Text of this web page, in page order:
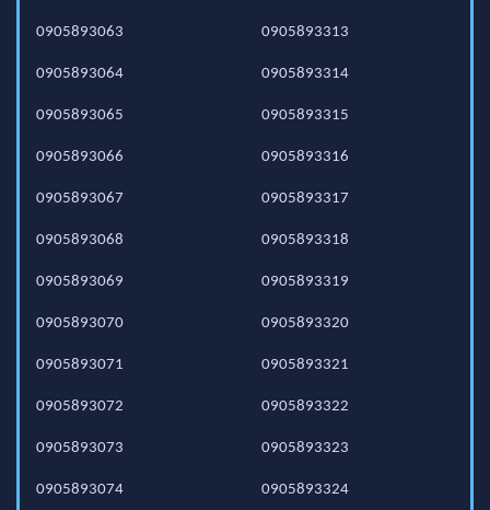
0905893063
0905893064
0905893065
0905893066
0905893067
0905893068
0905893069
0905893070
0905893071
0905893072
0905893073
0905893074
0905893313
0905893314
0905893315
0905893316
0905893317
0905893318
0905893319
0905893320
0905893321
0905893322
0905893323
0905893324